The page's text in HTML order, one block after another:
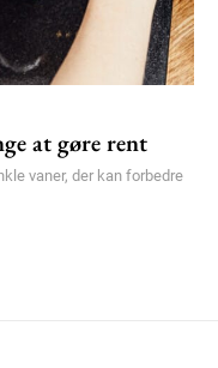
at gøre rent
vaner, der kan forbedre